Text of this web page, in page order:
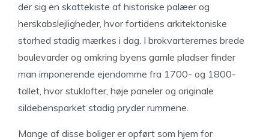
der sig en skattekiste af historiske palæer og
herskabslejligheder, hvor fortidens arkitektoniske
storhed stadig mærkes i dag. I brokvarterernes brede
boulevarder og omkring byens gamle pladser finder
man imponerende ejendomme fra 1700- og 1800-
tallet, hvor stuklofter, høje paneler og originale
sildebensparket stadig pryder rummene.
Mange af disse boliger er opført som hjem for